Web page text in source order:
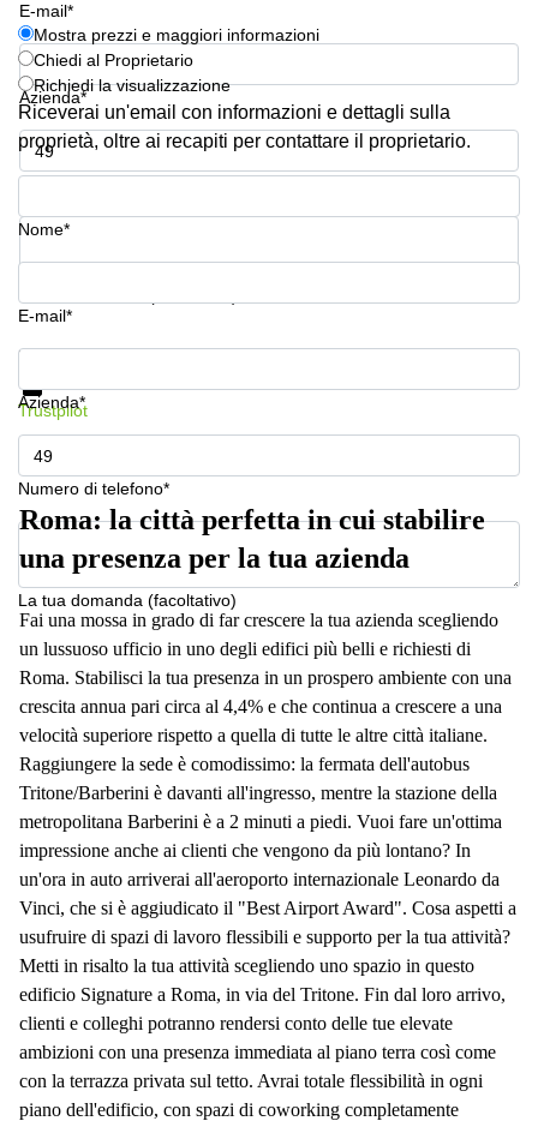
Affitto
Business
Centers
a
Treviso
Affitto
Business
Centers
in
a
Sale
Meeting
a
Firenze
Coworking
in affitto su
Brescia
Affitto
Ufficio
Coworking
a Vicenza
Affitto
Business
Centers
a Como
E-mail*
Azienda*
Numero di telefono*
Mostra prezzi e maggiori informazioni
Chiedi al Proprietario
Richiedi la visualizzazione
Riceverai un'email con informazioni e dettagli sulla
proprietà, oltre ai recapiti per contattare il proprietario.
Nome*
E-mail*
Azienda*
Numero di telefono*
La tua domanda (facoltativo)
Mostra prezzi e maggiori informazioni
Trustpilot
Roma: la città perfetta in cui stabilire
una presenza per la tua azienda
Fai una mossa in grado di far crescere la tua azienda scegliendo
un lussuoso ufficio in uno degli edifici più belli e richiesti di
Roma. Stabilisci la tua presenza in un prospero ambiente con una
crescita annua pari circa al 4,4% e che continua a crescere a una
velocità superiore rispetto a quella di tutte le altre città italiane.
Raggiungere la sede è comodissimo: la fermata dell'autobus
Tritone/Barberini è davanti all'ingresso, mentre la stazione della
metropolitana Barberini è a 2 minuti a piedi. Vuoi fare un'ottima
impressione anche ai clienti che vengono da più lontano? In
un'ora in auto arriverai all'aeroporto internazionale Leonardo da
Vinci, che si è aggiudicato il "Best Airport Award". Cosa aspetti a
usufruire di spazi di lavoro flessibili e supporto per la tua attività?
Metti in risalto la tua attività scegliendo uno spazio in questo
edificio Signature a Roma, in via del Tritone. Fin dal loro arrivo,
clienti e colleghi potranno rendersi conto delle tue elevate
ambizioni con una presenza immediata al piano terra così come
con la terrazza privata sul tetto. Avrai totale flessibilità in ogni
piano dell'edificio, con spazi di coworking completamente